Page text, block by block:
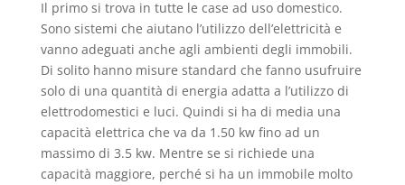
Il primo si trova in tutte le case ad uso domestico.
Sono sistemi che aiutano l’utilizzo dell’elettricità e
vanno adeguati anche agli ambienti degli immobili.
Di solito hanno misure standard che fanno usufruire
solo di una quantità di energia adatta a l’utilizzo di
elettrodomestici e luci. Quindi si ha di media una
capacità elettrica che va da 1.50 kw fino ad un
massimo di 3.5 kw. Mentre se si richiede una
capacità maggiore, perché si ha un immobile molto